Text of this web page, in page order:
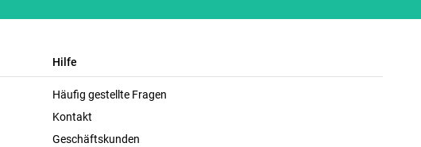
Hilfe
Häufig gestellte Fragen
Kontakt
Geschäftskunden